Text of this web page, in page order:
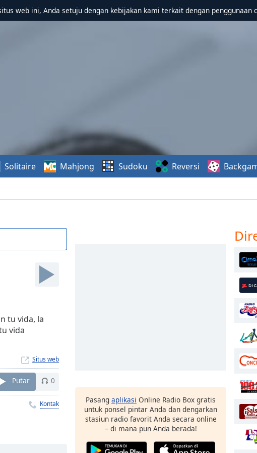
web ini, Anda setuju dengan kebijakan kami terkait dengan penggunaan
Solitaire Mahjong Sudoku Reversi
tu vida, la
vida
Situs web
Putar 0
Kontak Pasang aplikasi Online Radio Box gratis
untuk ponsel pintar Anda dan dengarkan
stasiun radio favorit Anda secara online
– di mana pun Anda berada!